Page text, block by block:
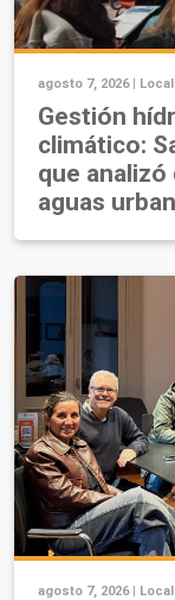
agosto 7, 2026 |
Gestión
climático:
que
aguas
agosto 7, 2026 |